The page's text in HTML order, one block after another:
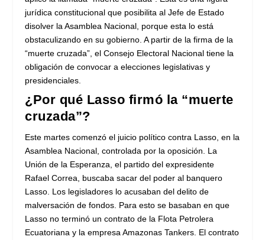
jurídica constitucional que posibilita al Jefe de Estado
disolver la Asamblea Nacional, porque esta lo está
obstaculizando en su gobierno. A partir de la firma de la
“muerte cruzada”, el Consejo Electoral Nacional tiene la
obligación de convocar a elecciones legislativas y
presidenciales.
¿Por qué Lasso firmó la “muerte
cruzada”?
Este martes comenzó el juicio político contra Lasso, en la
Asamblea Nacional, controlada por la oposición. La
Unión de la Esperanza, el partido del expresidente
Rafael Correa, buscaba sacar del poder al banquero
Lasso. Los legisladores lo acusaban del delito de
malversación de fondos. Para esto se basaban en que
Lasso no terminó un contrato de la Flota Petrolera
Ecuatoriana y la empresa Amazonas Tankers. El contrato